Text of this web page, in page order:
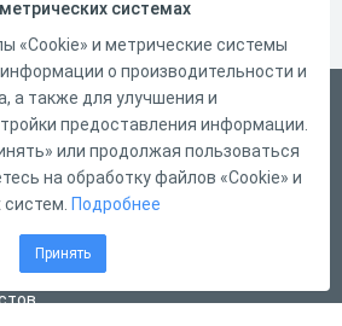
связи
системах
«Cookie» и метрические системы
о производительности и
а также для улучшения и
предоставления информации.
или продолжая пользоваться
на обработку файлов «Cookie» и
Подробнее
Принять